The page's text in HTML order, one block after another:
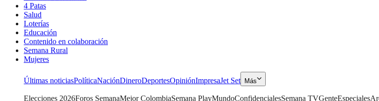
4 Patas
Salud
Loterías
Educación
Contenido en colaboración
Semana Rural
Mujeres
Últimas noticiasPolíticaNaciónDineroDeportesOpiniónImpresaJet Set Más
Elecciones 2026Foros SemanaMejor ColombiaSemana PlayMundoConfidencialesSemana TVGenteEspeciales